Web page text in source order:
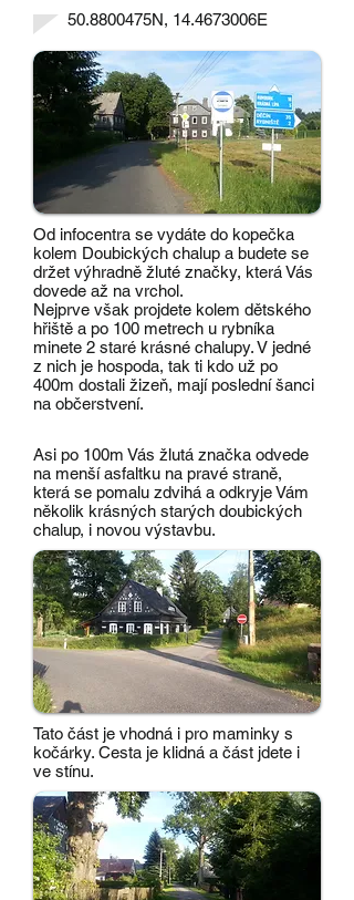
50.8800475N, 14.4673006E
Od infocentra se vydáte do kopečka
kolem Doubických chalup a budete se
držet výhradně žluté značky, která Vás
dovede až na vrchol.
Nejprve však projdete kolem dětského
hřiště a po 100 metrech u rybníka
minete 2 staré krásné chalupy. V jedné
z nich je hospoda, tak ti kdo už po
400m dostali žizeň, mají poslední šanci
na občerstvení.
Asi po 100m Vás žlutá značka odvede
na menší asfaltku na pravé straně,
která se pomalu zdvihá a odkryje Vám
několik krásných starých doubických
chalup, i novou výstavbu.
Tato část je vhodná i pro maminky s
kočárky. Cesta je klidná a část jdete i
ve stínu.